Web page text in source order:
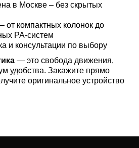
в Москве – без скрытых
от компактных колонок до
PA-систем
и консультации по выбору
— это свобода движения,
удобства. Закажите прямо
оригинальное устройство